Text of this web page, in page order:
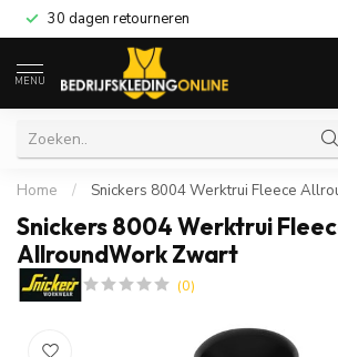
30 dagen retourneren
MENU
Home / Snickers 8004 Werktrui Fleece
Snickers 8004 Werktrui
AllroundWork Zwart
(0)